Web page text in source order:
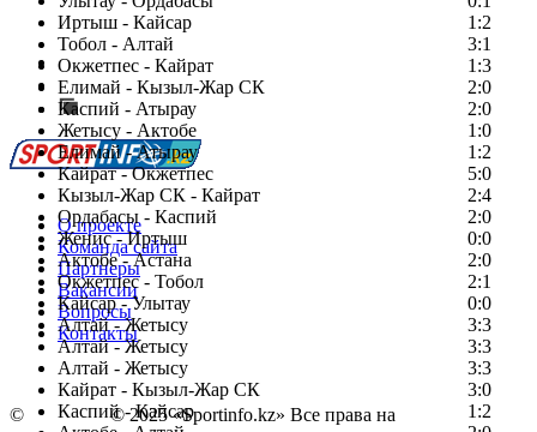
Иртыш - Кайсар
1:2
Тобол - Алтай
3:1
Окжетпес - Кайрат
1:3
Елимай - Кызыл-Жар СК
2:0
Каспий - Атырау
2:0
Жетысу - Актобе
1:0
Елимай - Атырау
1:2
Кайрат - Окжетпес
5:0
Кызыл-Жар СК - Кайрат
2:4
Ордабасы - Каспий
2:0
Женис - Иртыш
0:0
Актобе - Астана
2:0
Окжетпес - Тобол
2:1
Кайсар - Улытау
0:0
Алтай - Жетысу
3:3
Алтай - Жетысу
3:3
Алтай - Жетысу
3:3
Кайрат - Кызыл-Жар СК
3:0
Каспий - Кайсар
1:2
Есть идея?
Сообщить о мероприятии
Перейти на старый сайт
О проекте
Команда сайта
Партнеры
Вакансии
Вопросы
Контакты
© Copyright© 2025 «Sportinfo.kz» Все права на